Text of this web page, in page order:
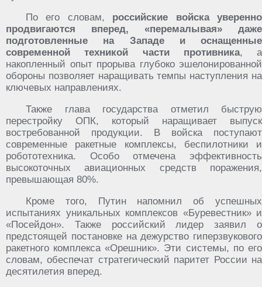
По его словам, российские войска уверенно
продвигаются вперед, «перемалывая» даже
подготовленные на Западе и оснащенные
современной техникой части противника, а
накопленный опыт прорыва глубоко эшелонированной
обороны позволяет наращивать темпы наступления на
ключевых направлениях.
Также глава государства отметил быструю
перестройку ОПК, который наращивает выпуск
востребованной продукции. В войска поступают
современные ракетные комплексы, беспилотники и
робототехника. Особо отмечена эффективность
высокоточных авиационных средств поражения,
превышающая 80%.
Кроме того, Путин напомнил об успешных
испытаниях уникальных комплексов «Буревестник» и
«Посейдон». Также российский лидер заявил о
предстоящей постановке на дежурство гиперзвукового
ракетного комплекса «Орешник». Эти системы, по его
словам, обеспечат стратегический паритет России на
десятилетия вперед.